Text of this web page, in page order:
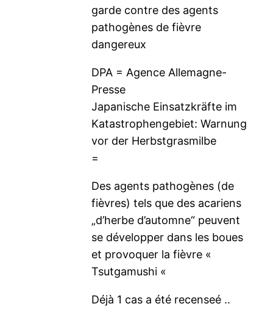
garde contre des agents
pathogènes de fièvre
dangereux
DPA = Agence Allemagne-
Presse
Japanische Einsatzkräfte im
Katastrophengebiet: Warnung
vor der Herbstgrasmilbe
=
Des agents pathogènes (de
fièvres) tels que des acariens
„d’herbe d’automne“ peuvent
se développer dans les boues
et provoquer la fièvre «
Tsutgamushi «
Déjà 1 cas a été recenseé ..